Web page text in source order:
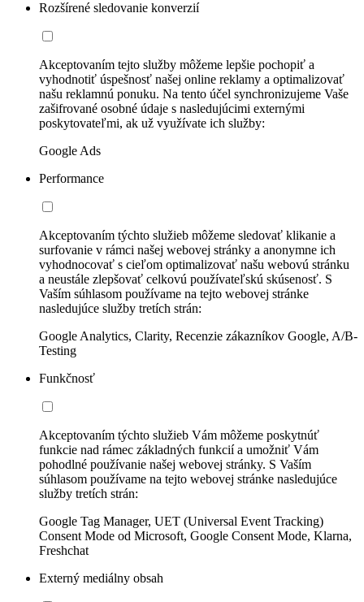
Rozšírené sledovanie konverzií
Akceptovaním tejto služby môžeme lepšie pochopiť a
vyhodnotiť úspešnosť našej online reklamy a optimalizovať
našu reklamnú ponuku. Na tento účel synchronizujeme Vaše
zašifrované osobné údaje s nasledujúcimi externými
poskytovateľmi, ak už využívate ich služby:
Google Ads
Performance
Akceptovaním týchto služieb môžeme sledovať klikanie a
surfovanie v rámci našej webovej stránky a anonymne ich
vyhodnocovať s cieľom optimalizovať našu webovú stránku
a neustále zlepšovať celkovú používateľskú skúsenosť. S
Vaším súhlasom používame na tejto webovej stránke
nasledujúce služby tretích strán:
Google Analytics, Clarity, Recenzie zákazníkov Google, A/B-
Testing
Funkčnosť
Akceptovaním týchto služieb Vám môžeme poskytnúť
funkcie nad rámec základných funkcií a umožniť Vám
pohodlné používanie našej webovej stránky. S Vaším
súhlasom používame na tejto webovej stránke nasledujúce
služby tretích strán:
Google Tag Manager, UET (Universal Event Tracking)
Consent Mode od Microsoft, Google Consent Mode, Klarna,
Freshchat
Externý mediálny obsah